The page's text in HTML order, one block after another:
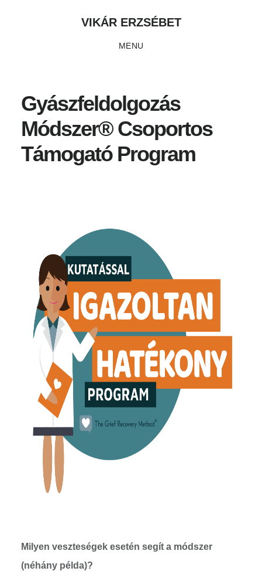
VIKÁR ERZSÉBET
MENU
Gyászfeldolgozás
Módszer® Csoportos
Támogató Program
Milyen veszteségek esetén segít a módszer
(néhány példa)?